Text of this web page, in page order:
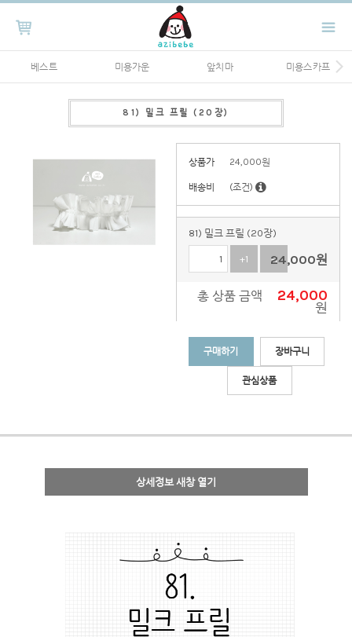
베스트 미용가운 앞치마 미용스카프
81) 밀크 프릴 (20장)
상품가 24,000원
배송비 (조건)
81) 밀크 프릴 (20장)
+1 -1
24,000원
총 상품 금액 24,000
원
구매하기 장바구니
관심상품
상세정보 새창 열기